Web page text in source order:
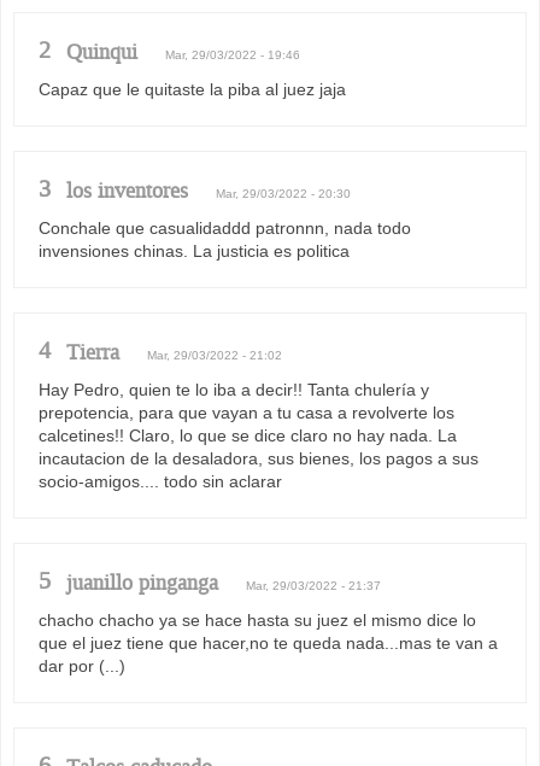
2 Quinqui Mar, 29/03/2022 - 19:46
Capaz que le quitaste la piba al juez jaja
3 los inventores Mar, 29/03/2022 - 20:30
Conchale que casualidaddd patronnn, nada todo
invensiones chinas. La justicia es politica
4 Tierra Mar, 29/03/2022 - 21:02
Hay Pedro, quien te lo iba a decir!! Tanta chulería y
prepotencia, para que vayan a tu casa a revolverte los
calcetines!! Claro, lo que se dice claro no hay nada. La
incautacion de la desaladora, sus bienes, los pagos a sus
socio-amigos.... todo sin aclarar
5 juanillo pinganga Mar, 29/03/2022 - 21:37
chacho chacho ya se hace hasta su juez el mismo dice lo
que el juez tiene que hacer,no te queda nada...mas te van a
dar por (...)